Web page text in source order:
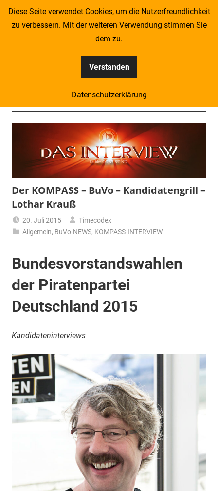
Zum
Kompass
–
Zeitung
Piraten
Der KOMPASS – BuVo – Kandidatengrill –
Lothar Krauß
20. Juli 2015
Timecodex
Allgemein, BuVo-NEWS, KOMPASS-INTERVIEW
Bundesvorstandswahlen
der Piratenpartei
Deutschland 2015
Kandidateninterviews
Diese Seite verwendet Cookies, um die Nutzerfreundlichkeit
zu verbessern. Mit der weiteren Verwendung stimmen Sie
dem zu.
Verstanden
Datenschutzerklärung